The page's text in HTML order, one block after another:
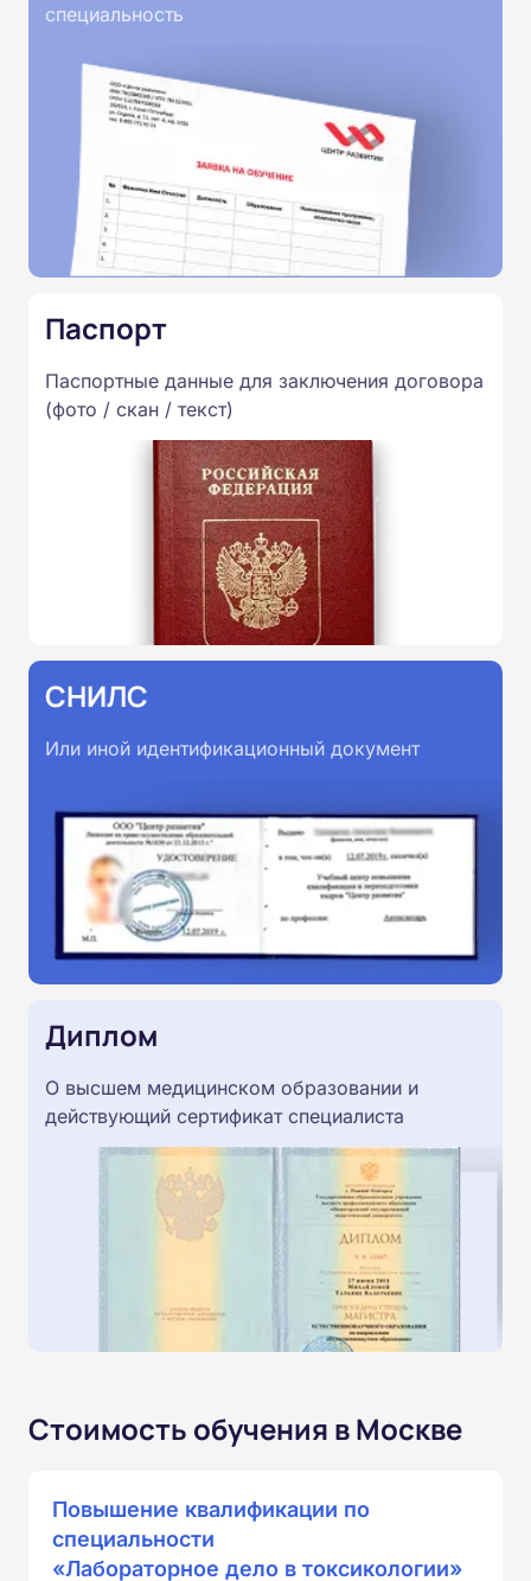
специальность
Паспорт
Паспортные данные для заключения договора
(фото / скан / текст)
СНИЛС
Или иной идентификационный документ
Диплом
О высшем медицинском образовании и
действующий сертификат специалиста
Стоимость обучения в Москве
Повышение квалификации по
специальности
«Лабораторное дело в токсикологии»